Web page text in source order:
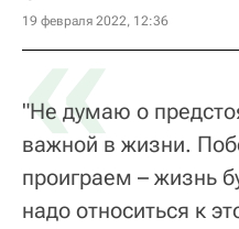
19 февраля 2022, 12:36
«
"Не думаю о
важной в жизни.
проиграем – жизнь
надо относиться к